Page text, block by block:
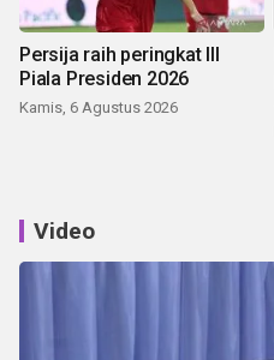
Persija raih peringkat III
Piala Presiden 2026
Kamis, 6 Agustus 2026
Video